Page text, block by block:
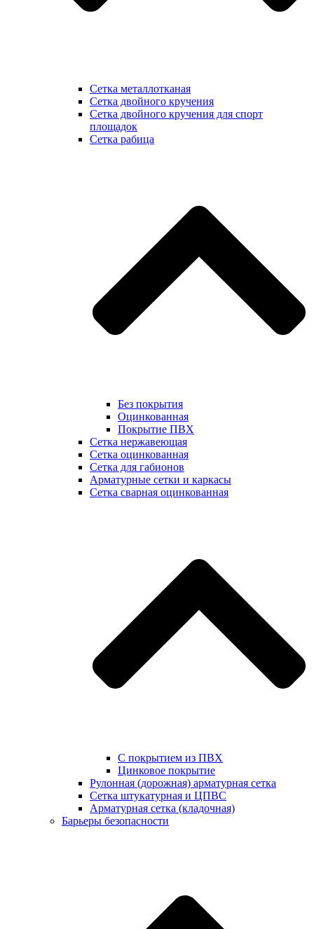
Сетка металлотканая
Сетка двойного кручения
Сетка двойного кручения для спорт
площадок
Сетка рабица
Без покрытия
Оцинкованная
Покрытие ПВХ
Сетка нержавеющая
Сетка оцинкованная
Сетка для габионов
Арматурные сетки и каркасы
Сетка сварная оцинкованная
С покрытием из ПВХ
Цинковое покрытие
Рулонная (дорожная) арматурная сетка
Сетка штукатурная и ЦПВС
Арматурная сетка (кладочная)
Барьеры безопасности